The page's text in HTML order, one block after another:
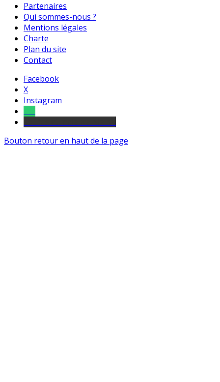
Partenaires
Qui sommes-nous ?
Mentions légales
Charte
Plan du site
Contact
Facebook
X
Instagram
Bouton retour en haut de la page